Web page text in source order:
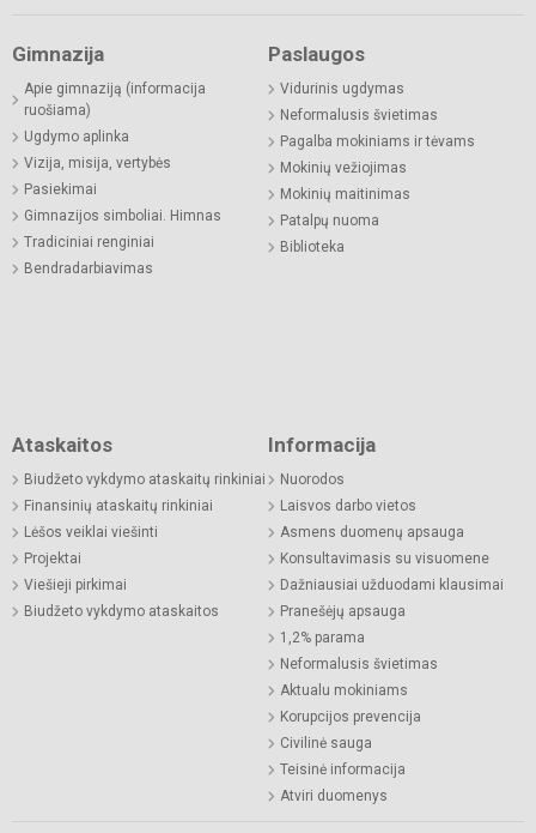
Gimnazija
Apie gimnaziją (informacija
ruošiama)
Ugdymo aplinka
Vizija, misija, vertybės
Pasiekimai
Gimnazijos simboliai. Himnas
Tradiciniai renginiai
Bendradarbiavimas
Paslaugos
Vidurinis ugdymas
Neformalusis švietimas
Pagalba mokiniams ir tėvams
Mokinių vežiojimas
Mokinių maitinimas
Patalpų nuoma
Biblioteka
Ataskaitos
Biudžeto vykdymo ataskaitų rinkiniai
Finansinių ataskaitų rinkiniai
Lėšos veiklai viešinti
Projektai
Viešieji pirkimai
Biudžeto vykdymo ataskaitos
Informacija
Nuorodos
Laisvos darbo vietos
Asmens duomenų apsauga
Konsultavimasis su visuomene
Dažniausiai užduodami klausimai
Pranešėjų apsauga
1,2% parama
Neformalusis švietimas
Aktualu mokiniams
Korupcijos prevencija
Civilinė sauga
Teisinė informacija
Atviri duomenys